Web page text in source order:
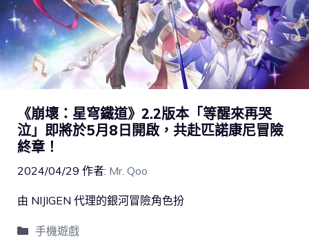
《崩壞：星穹鐵道》2.2版本「等醒來再哭
泣」即將於5月8日開啟，共赴匹諾康尼冒險
終章！
2024/04/29 作者: Mr. Qoo
由 NIJIGEN 代理的銀河冒險角色扮
手機遊戲